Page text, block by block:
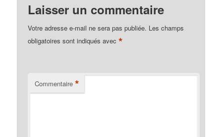
Laisser un commentaire
Votre adresse e-mail ne sera pas publiée. Les champs
obligatoires sont indiqués avec*
Commentaire *